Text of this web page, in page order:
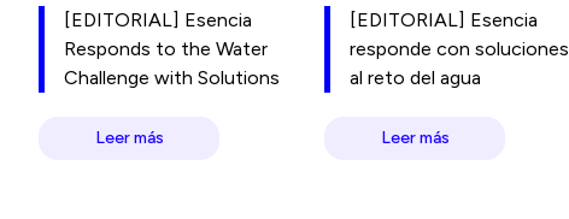
[EDITORIAL] Esencia
Responds to the Water
Challenge with Solutions
Leer más
[EDITORIAL] Esencia
responde con soluciones
al reto del agua
Leer más